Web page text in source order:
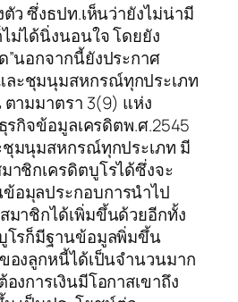
ว ซึ่งธปท.เห็นว่ายังไม่น่ามี
ม่ได้นิ่งนอนใจ โดยยัง
นอกจากนี้ยังประกาศ
ะชุมนุมสหกรณ์ทุกประเภท
ตามมาตรา 3(9) แห่ง
รกิจข้อมูลเครดิตพ.ศ.2545
มนุมสหกรณ์ทุกประเภท มี
าชิกเครดิตบูโรได้ซึ่งจะ
อมุลประกอบการนำไป
มาชิกได้เพิ่มขึ้นด้วยอีกทั้ง
โรก็มีฐานข้อมูลพิ่มขึ้น
องลูกหนี้ได้เป็นจำนวนมาก
งการเงินมีโอกาสเขาถึง